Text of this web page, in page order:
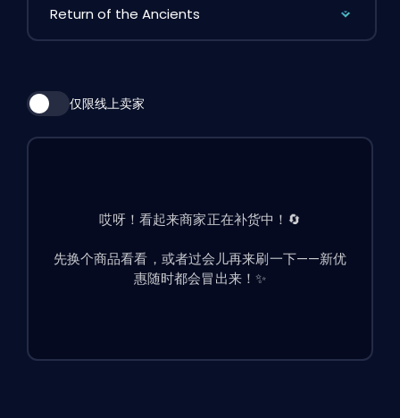
按 League 篩選
仅限线上卖家
哎呀！看起来商家正在补货中！🔄
先换个商品看看，或者过会儿再来刷一下——新优
惠随时都会冒出来！✨